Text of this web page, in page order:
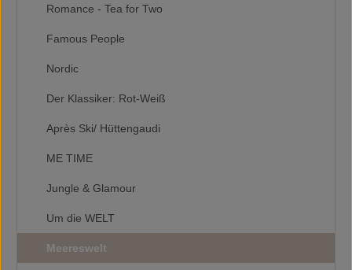
Romance - Tea for Two
Famous People
Nordic
Der Klassiker: Rot-Weiß
Après Ski/ Hüttengaudi
ME TIME
Jungle & Glamour
Um die WELT
Meereswelt